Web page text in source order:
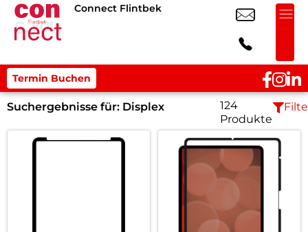
Connect Flintbek
Termin Buchen
Suchergebnisse für: Displex
124
Produkte